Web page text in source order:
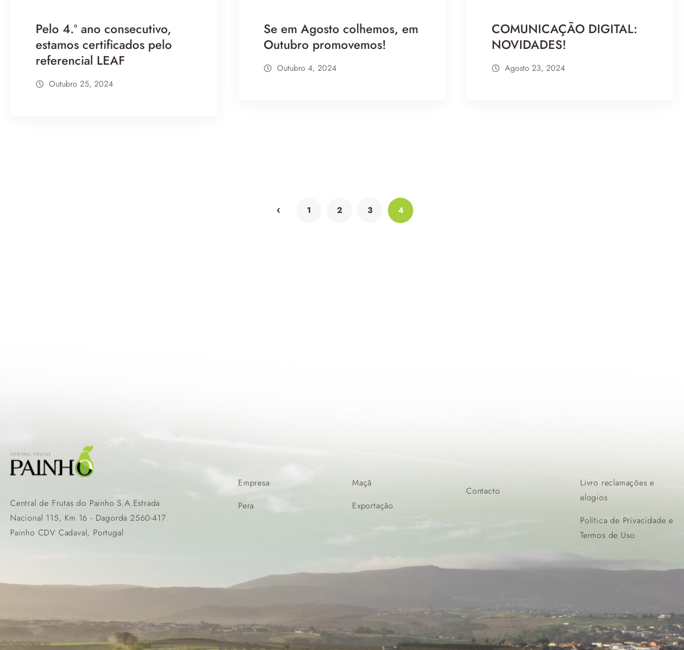
Pelo 4.º ano consecutivo,
estamos certificados pelo
referencial LEAF
Outubro 25, 2024
Se em Agosto colhemos, em
Outubro promovemos!
Outubro 4, 2024
COMUNICAÇÃO DIGITAL:
NOVIDADES!
Agosto 23, 2024
1 2 3 4
Central de Frutas do Painho S.A.Estrada
Nacional 115, Km 16 - Dagorda 2560-417
Painho CDV Cadaval, Portugal
Empresa
Pera
Maçã
Exportação
Contacto
Livro reclamações e
elogios
Política de Privacidade e
Termos de Uso